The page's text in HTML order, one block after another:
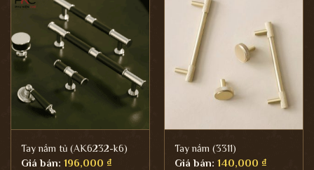
Tay nắm tủ (AK6232-k6)
Giá bán: 196,000 ₫
Tay nắm (3311)
Giá bán: 140,000 ₫